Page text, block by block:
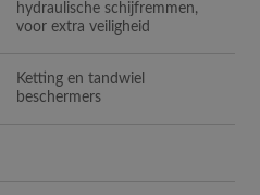
hydraulische schijfremmen,
voor extra veiligheid
Ketting en tandwiel
beschermers